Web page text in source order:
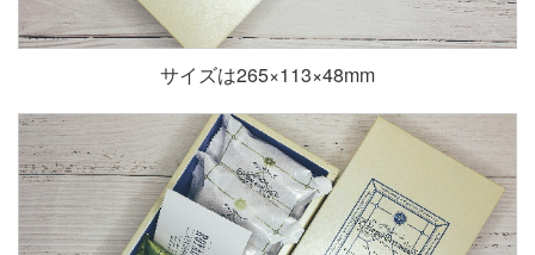
サイズは265×113×48mm